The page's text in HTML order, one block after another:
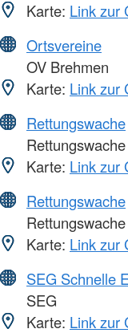
Karte: Link zur
Ortsvereine
OV Brehmen
Karte: Link zur
Rettungswache
Karte: Link zur
Rettungswache
Karte: Link zur
SEG Schnelle
SEG
Karte: Link zur